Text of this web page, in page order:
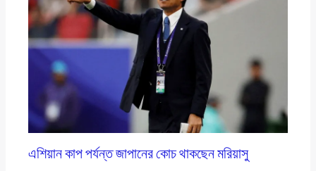
এশিয়ান কাপ পর্যন্ত জাপানের কোচ থাকছেন মরিয়াসু